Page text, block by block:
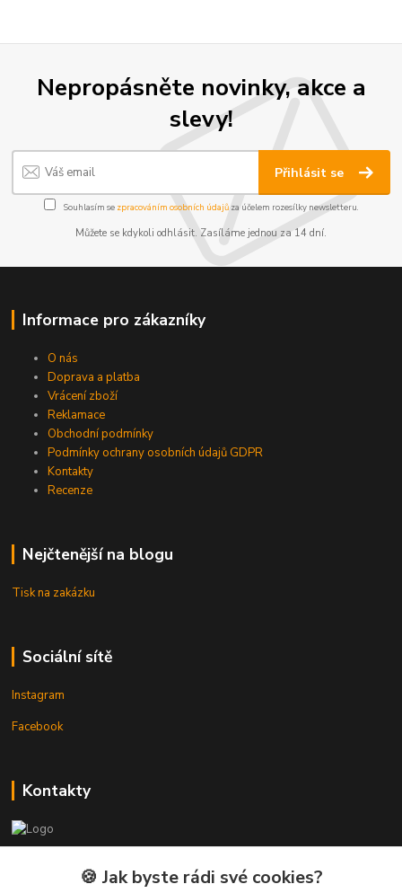
Nepropásněte novinky, akce a
slevy!
Přihlásit se
Souhlasím se zpracováním osobních údajůza účelem rozesílky newsletteru.
Můžete se kdykoli odhlásit. Zasíláme jednou za 14 dní.
Informace pro zákazníky
O nás
Doprava a platba
Vrácení zboží
Reklamace
Obchodní podmínky
Podmínky ochrany osobních údajů GDPR
Kontakty
Recenze
Nejčtenější na blogu
Tisk na zakázku
Sociální sítě
Instagram
Facebook
Kontakty
🍪 Jak byste rádi své cookies?